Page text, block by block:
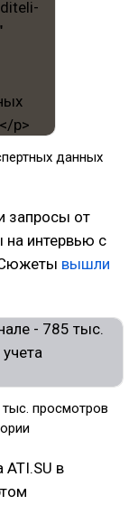
данных
запросы от
на интервью с
Сюжеты вышли
просмотров
ATI.SU в